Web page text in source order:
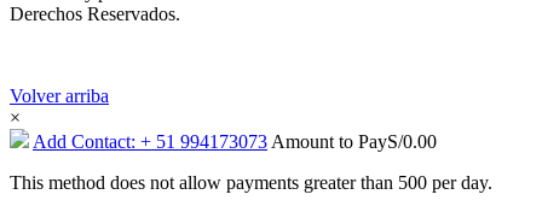
Derechos Reservados.
Volver arriba
×
Add Contact: + 51 994173073 Amount to PayS/0.00
This method does not allow payments greater than 500 per day.